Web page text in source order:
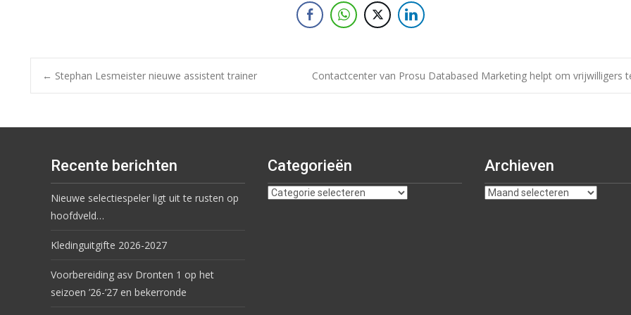
← Stephan Lesmeister nieuwe assistent trainer Contactcenter van Prosu Databased Marketing helpt om vrijwilligers
Recente berichten
Nieuwe selectiespeler ligt uit te rusten op
hoofdveld…
Kledinguitgifte 2026-2027
Voorbereiding asv Dronten 1 op het
seizoen ’26-’27 en bekerronde
Categorieën Archieven